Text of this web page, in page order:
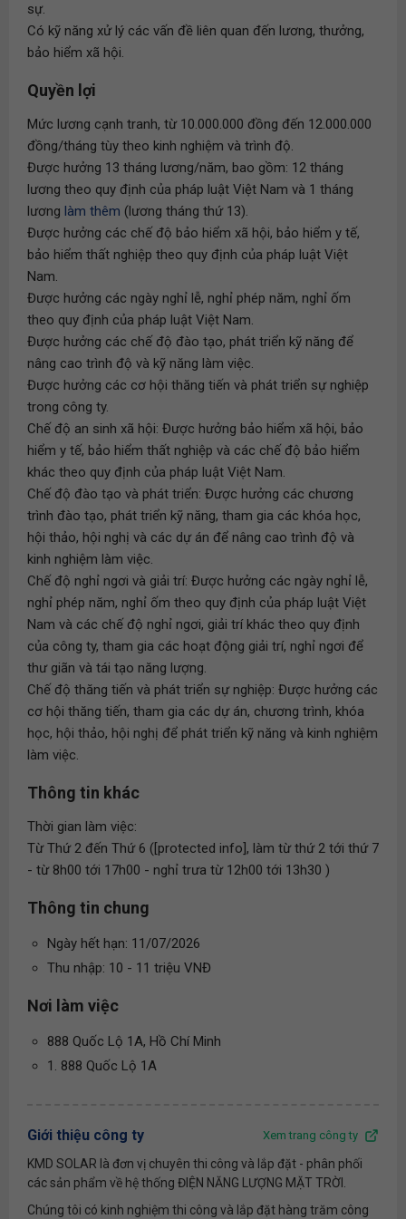
sự.
Có kỹ năng xử lý các vấn đề liên quan đến lương, thưởng,
bảo hiểm xã hội.
Quyền lợi
Mức lương cạnh tranh, từ 10.000.000 đồng đến 12.000.000
đồng/tháng tùy theo kinh nghiệm và trình độ.
Được hưởng 13 tháng lương/năm, bao gồm: 12 tháng
lương theo quy định của pháp luật Việt Nam và 1 tháng
lương làm thêm (lương tháng thứ 13).
Được hưởng các chế độ bảo hiểm xã hội, bảo hiểm y tế,
bảo hiểm thất nghiệp theo quy định của pháp luật Việt
Nam.
Được hưởng các ngày nghỉ lễ, nghỉ phép năm, nghỉ ốm
theo quy định của pháp luật Việt Nam.
Được hưởng các chế độ đào tạo, phát triển kỹ năng để
nâng cao trình độ và kỹ năng làm việc.
Được hưởng các cơ hội thăng tiến và phát triển sự nghiệp
trong công ty.
Chế độ an sinh xã hội: Được hưởng bảo hiểm xã hội, bảo
hiểm y tế, bảo hiểm thất nghiệp và các chế độ bảo hiểm
khác theo quy định của pháp luật Việt Nam.
Chế độ đào tạo và phát triển: Được hưởng các chương
trình đào tạo, phát triển kỹ năng, tham gia các khóa học,
hội thảo, hội nghị và các dự án để nâng cao trình độ và
kinh nghiệm làm việc.
Chế độ nghỉ ngơi và giải trí: Được hưởng các ngày nghỉ lễ,
nghỉ phép năm, nghỉ ốm theo quy định của pháp luật Việt
Nam và các chế độ nghỉ ngơi, giải trí khác theo quy định
của công ty, tham gia các hoạt động giải trí, nghỉ ngơi để
thư giãn và tái tạo năng lượng.
Chế độ thăng tiến và phát triển sự nghiệp: Được hưởng các
cơ hội thăng tiến, tham gia các dự án, chương trình, khóa
học, hội thảo, hội nghị để phát triển kỹ năng và kinh nghiệm
làm việc.
Thông tin khác
Thời gian làm việc:
Từ Thứ 2 đến Thứ 6 ([protected info], làm từ thứ 2 tới thứ 7
- từ 8h00 tới 17h00 - nghỉ trưa từ 12h00 tới 13h30 )
Thông tin chung
Ngày hết hạn: 11/07/2026
Thu nhập: 10 - 11 triệu VNĐ
Nơi làm việc
888 Quốc Lộ 1A, Hồ Chí Minh
1. 888 Quốc Lộ 1A
Giới thiệu công ty Xem trang công ty
KMD SOLAR là đơn vị chuyên thi công và lắp đặt - phân phối
các sản phẩm về hệ thống ĐIỆN NĂNG LƯỢNG MẶT TRỜI.
Chúng tôi có kinh nghiệm thi công và lắp đặt hàng trăm công